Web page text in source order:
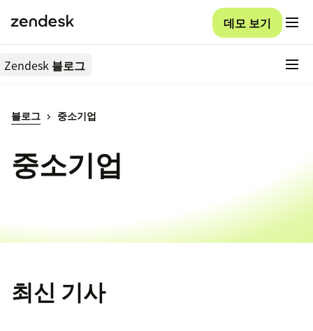
데모 보기
Zendesk 블로그
블로그 중소기업
중소기업
최신 기사